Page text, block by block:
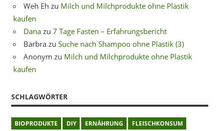
Weh Eh zu Milch und Milchprodukte ohne Plastik
kaufen
Dana zu 7 Tage Fasten – Erfahrungsbericht
Barbra zu Suche nach Shampoo ohne Plastik (3)
Anonym zu Milch und Milchprodukte ohne Plastik
kaufen
SCHLAGWÖRTER
BIOPRODUKTE DIY ERNÄHRUNG
FLEISCHKONSUM